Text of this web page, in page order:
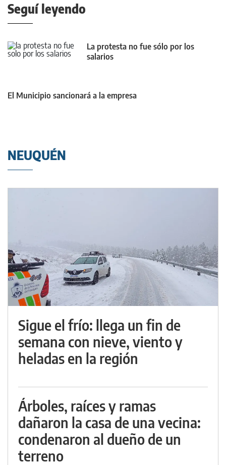
Seguí leyendo
La protesta no fue sólo por los
salarios
El Municipio sancionará a la empresa
NEUQUÉN
Sigue el frío: llega un fin de
semana con nieve, viento y
heladas en la región
Árboles, raíces y ramas
dañaron la casa de una vecina:
condenaron al dueño de un
terreno